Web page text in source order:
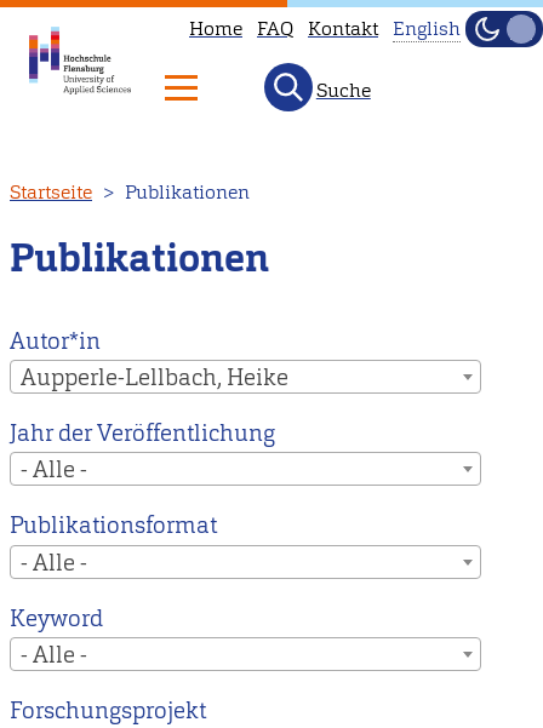
zum
Inhalt
Home FAQ Kontakt
to
our
main
instead.
English
Hell
Suche
Startseite Publikationen
Publikationen
Autor*in
Aupperle-Lellbach, Heike
Jahr der Veröffentlichung
- Alle -
Publikationsformat
- Alle -
Keyword
- Alle -
Forschungsprojekt